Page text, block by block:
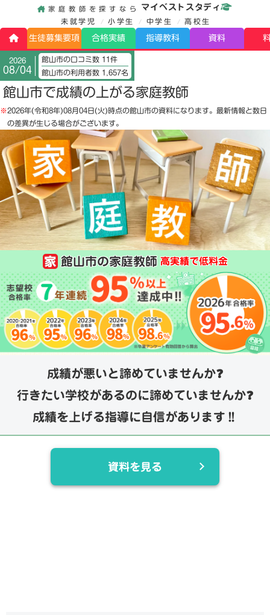
家庭教師を探すなら マイベストスタディ
未就学児 小学生 中学生 高校生
生徒募集要項 合格実績 指導教科 資料
2026
08/04
館山市の口コミ数 11件
館山市の利用者数 1,657名
館山市で成績の上がる家庭教師
※2026年(令和8年)08月04日(火)時点の館山市の資料になります。最新情報と数日
の差異が生じる場合がございます。
館山市の家庭教師 高実績で低料金
成績が悪いと諦めていませんか❓
行きたい学校があるのに諦めていませんか❓
成績を上げる指導に自信があります‼️
資料を見る